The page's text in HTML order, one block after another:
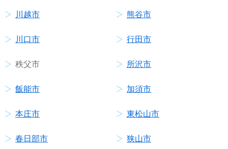
川越市 熊谷市
川口市 行田市
秩父市 所沢市
飯能市 加須市
本庄市 東松山市
春日部市 狭山市